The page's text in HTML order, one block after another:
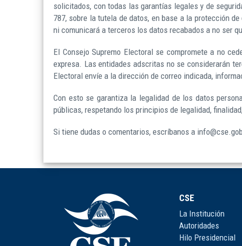
solicitados, con todas las garantías legales y de
787, sobre la tutela de datos, en base a la protección
ni comunicará a terceros los datos recabados a no ser
El Consejo Supremo Electoral se compromete a no
expresa. Las entidades adscritas no se considerarán
Electoral envíe a la dirección de correo indicada,
Con esto se garantiza la legalidad de los datos
públicas, respetando los principios de legalidad,
Si tiene dudas o comentarios, escríbanos a
CSE
La Institución
Autoridades
Hilo Presidencial